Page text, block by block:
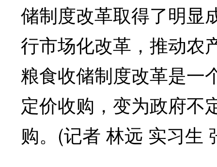
储制度改革取得了明显
行市场化改革，推动农
粮食收储制度改革是一
定价收购，变为政府不
购。(记者 林远 实习生